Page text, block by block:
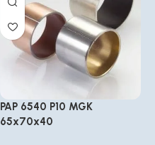
PAP 6540 P10 MGK
65x70x40